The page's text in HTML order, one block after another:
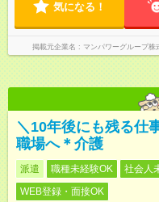
気になる！
掲載元企業名 マンパワーグループ
＼10年後にも残る仕
職場へ＊介護
派遣 職種未経験OK 社会人
WEB登録・面接OK